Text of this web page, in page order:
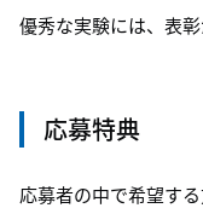
優秀な実験には、表彰
応募特典
応募者の中で希望す